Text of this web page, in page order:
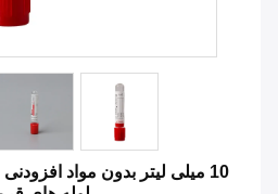
10 میلی لیتر بدون مواد